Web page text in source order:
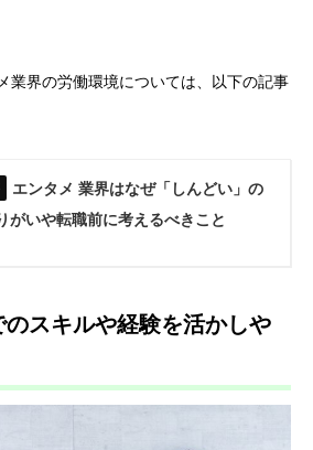
業界の労働環境については、以下の記事
エンタメ 業界はなぜ「しんどい」の
がいや転職前に考えるべきこと
のスキルや経験を活かしや